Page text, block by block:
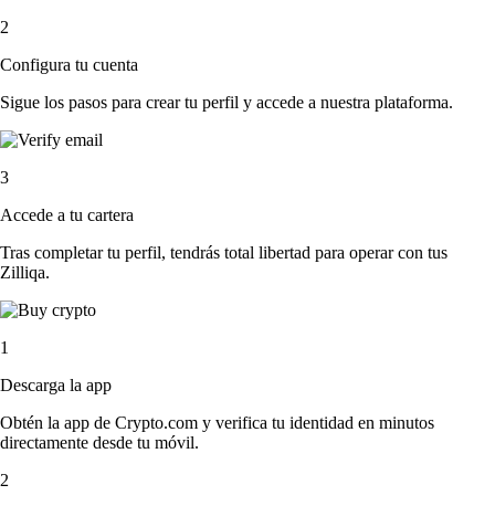
2
Configura tu cuenta
Sigue los pasos para crear tu perfil y accede a nuestra plataforma.
3
Accede a tu cartera
Tras completar tu perfil, tendrás total libertad para operar con tus
Zilliqa.
1
Descarga la app
Obtén la app de Crypto.com y verifica tu identidad en minutos
directamente desde tu móvil.
2